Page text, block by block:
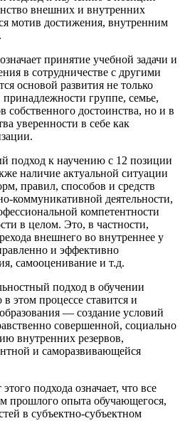
внешних и внутренних
мотив достижения, внутренним
принятие учебной задачи и
в сотрудничестве с другими
основой развития не только
группе, семье,
собственного достоинства, но и в
уверенности в себе как
подход к научению с 12 позиции
наличие актуальной ситуации
правил, способов и средств
коммуникативной деятельности,
компетентности
в целом. Это, в частности,
внешнего во внутреннее у
и эффективно
самооценивание и т.д.
подход в обучении
в этом процессе ставится и
— создание условий
совершенной, социально
внутренних резервов,
и саморазвивающейся
подхода означает, что все
прошлого опыта обучающегося,
в субъектно-субъектном